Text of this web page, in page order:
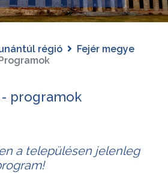
régió
Fejér megye
programok
a településen jelenleg